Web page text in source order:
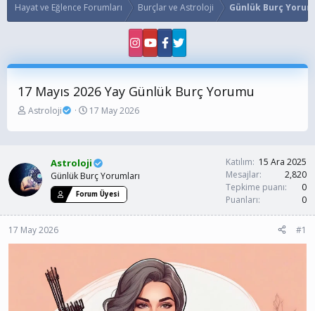
Hayat ve Eğlence Forumları Burçlar ve Astroloji Günlük Burç
17 Mayıs 2026 Yay Günlük Burç Yorumu
K
n
u
y
u
b
l
Astroloji
B
ş
a
n
g
ı
i
17 May 2026
Astroloji
Günlük Burç Yorumları
Forum Üyesi
Katılım
15 Ara 2025
Mesajlar
2,820
Tepkime puanı
0
Puanları
0
17 May 2026 #1